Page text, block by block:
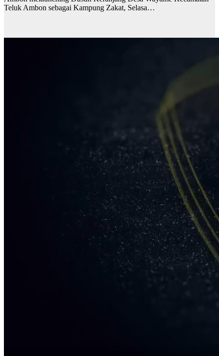
Teluk Ambon sebagai Kampung Zakat, Selasa…